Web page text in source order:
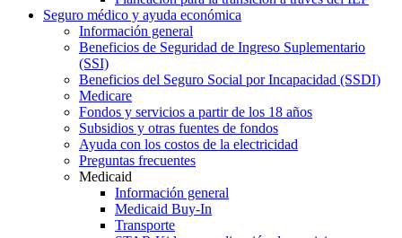
Seguro médico y ayuda económica
Información general
Beneficios de Seguridad de Ingreso Suplementario
(SSI)
Beneficios del Seguro Social por Incapacidad (SSDI)
Medicare
Fondos y servicios a partir de los 18 años
Subsidios y otras fuentes de fondos
Ayuda con los costos de la electricidad
Preguntas frecuentes
Medicaid
Información general
Medicaid Buy-In
Transporte